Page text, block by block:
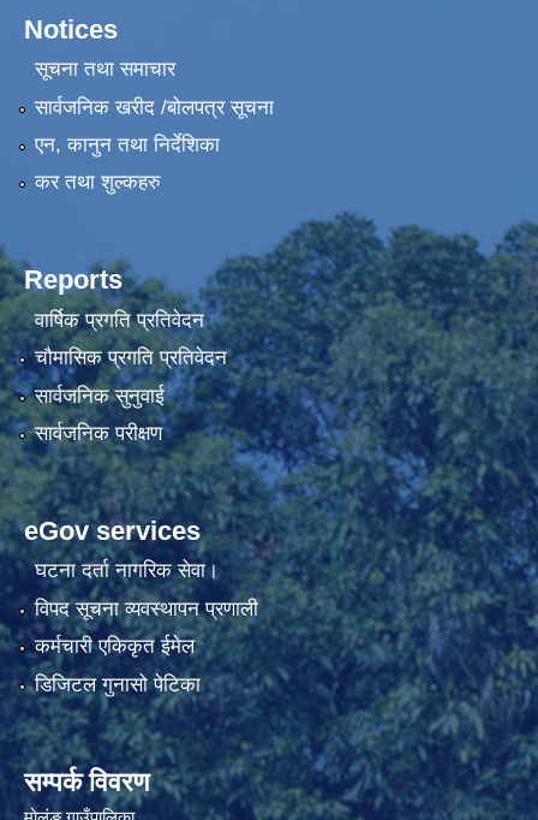
Notices
सूचना तथा समाचार
सार्वजनिक खरीद /बोलपत्र सूचना
एन, कानुन तथा निर्देशिका
कर तथा शुल्कहरु
Reports
वार्षिक प्रगति प्रतिवेदन
चौमासिक प्रगति प्रतिवेदन
सार्वजनिक सुनुवाई
सार्वजनिक परीक्षण
eGov services
घटना दर्ता नागरिक सेवा।
विपद सूचना व्यवस्थापन प्रणाली
कर्मचारी एकिकृत ईमेल
डिजिटल गुनासो पेटिका
सम्पर्क विवरण